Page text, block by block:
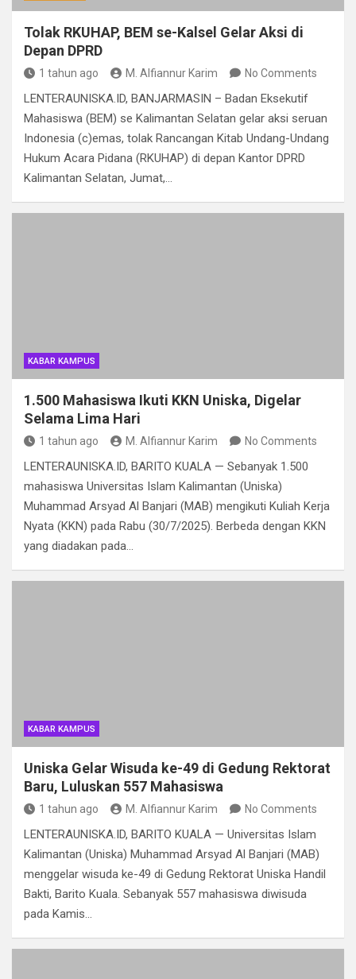
Tolak RKUHAP, BEM se-Kalsel Gelar Aksi di
Depan DPRD
1 tahun ago M. Alfiannur Karim No Comments
LENTERAUNISKA.ID, BANJARMASIN – Badan Eksekutif
Mahasiswa (BEM) se Kalimantan Selatan gelar aksi seruan
Indonesia (c)emas, tolak Rancangan Kitab Undang-Undang
Hukum Acara Pidana (RKUHAP) di depan Kantor DPRD
Kalimantan Selatan, Jumat,…
KABAR KAMPUS
1.500 Mahasiswa Ikuti KKN Uniska, Digelar
Selama Lima Hari
1 tahun ago M. Alfiannur Karim No Comments
LENTERAUNISKA.ID, BARITO KUALA — Sebanyak 1.500
mahasiswa Universitas Islam Kalimantan (Uniska)
Muhammad Arsyad Al Banjari (MAB) mengikuti Kuliah Kerja
Nyata (KKN) pada Rabu (30/7/2025). Berbeda dengan KKN
yang diadakan pada…
KABAR KAMPUS
Uniska Gelar Wisuda ke-49 di Gedung Rektorat
Baru, Luluskan 557 Mahasiswa
1 tahun ago M. Alfiannur Karim No Comments
LENTERAUNISKA.ID, BARITO KUALA — Universitas Islam
Kalimantan (Uniska) Muhammad Arsyad Al Banjari (MAB)
menggelar wisuda ke-49 di Gedung Rektorat Uniska Handil
Bakti, Barito Kuala. Sebanyak 557 mahasiswa diwisuda
pada Kamis…